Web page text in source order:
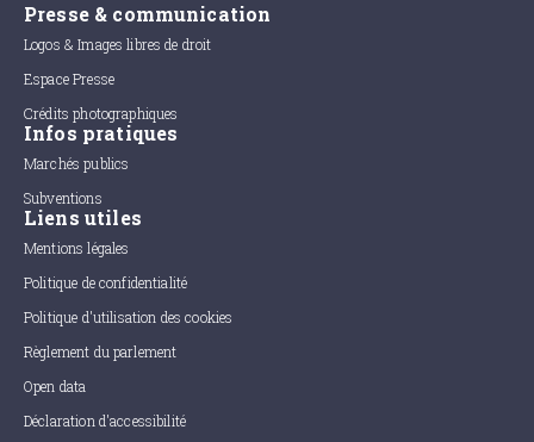
Presse & communication
Logos & Images libres de droit
Espace Presse
Crédits photographiques
Infos pratiques
Marchés publics
Subventions
Liens utiles
Mentions légales
Politique de confidentialité
Politique d'utilisation des cookies
Règlement du parlement
Open data
Déclaration d'accessibilité